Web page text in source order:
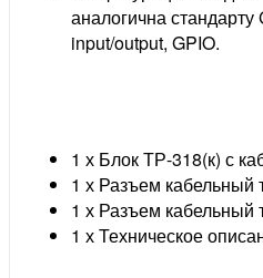
аналогична
input/output, GPIO.
1 х Блок ТР-318(к) с
1 х Разъем кабельный
1 х Разъем кабельный
1 х Техническое